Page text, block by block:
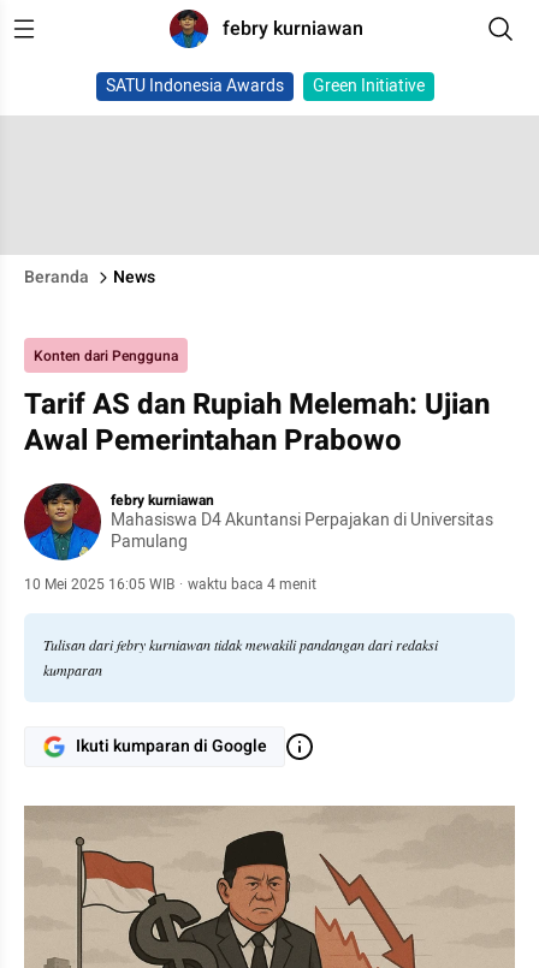
febry kurniawan
SATU Indonesia Awards Green Initiative
Beranda News
Konten dari Pengguna
Tarif AS dan Rupiah Melemah: Ujian
Awal Pemerintahan Prabowo
febry kurniawan
Mahasiswa D4 Akuntansi Perpajakan di Universitas
Pamulang
10 Mei 2025 16:05 WIB · waktu baca 4 menit
Tulisan dari febry kurniawan tidak mewakili pandangan dari redaksi
kumparan
Ikuti kumparan di Google